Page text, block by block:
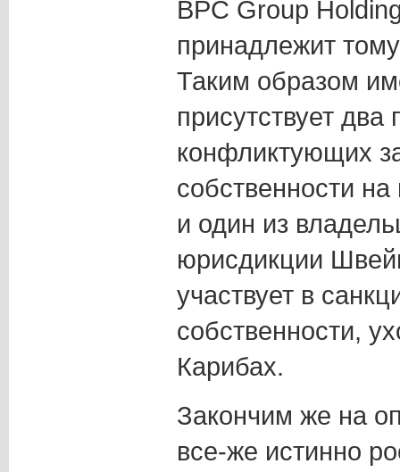
BPC Group
принадлежит
Таким образом
присутствует два
конфликтующих
собственности
и один из
юрисдикции
участвует в
собственности,
Карибах.
Закончим же на
все-же истинно